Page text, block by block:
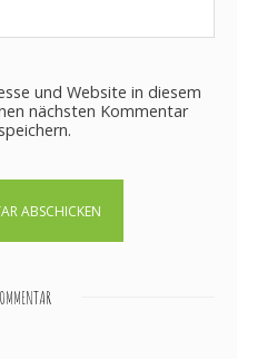
und Website in diesem
nächsten Kommentar
speichern.